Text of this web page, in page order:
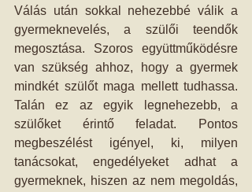
Válás után sokkal nehezebbé válik a
gyermeknevelés, a szülői teendők
megosztása. Szoros együttműködésre
van szükség ahhoz, hogy a gyermek
mindkét szülőt maga mellett tudhassa.
Talán ez az egyik legnehezebb, a
szülőket érintő feladat. Pontos
megbeszélést igényel, ki, milyen
tanácsokat, engedélyeket adhat a
gyermeknek, hiszen az nem megoldás,